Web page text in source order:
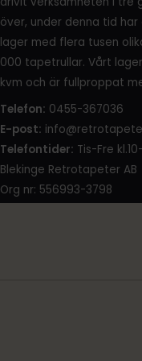
över, under denna tid
lager med flera tusen
000 tapetrullar. Vårt
kvm och är fullproppat
Telefon: 0455-367036
E-post:
Telefontider: Tis-Fre
Blekinge Retrotapeter AB
Org nr: 556993-3798